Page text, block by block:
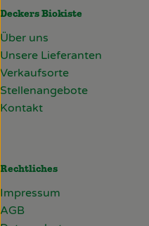
Deckers Biokiste
Über uns
Unsere Lieferanten
Verkaufsorte
Stellenangebote
Kontakt
Rechtliches
Impressum
AGB